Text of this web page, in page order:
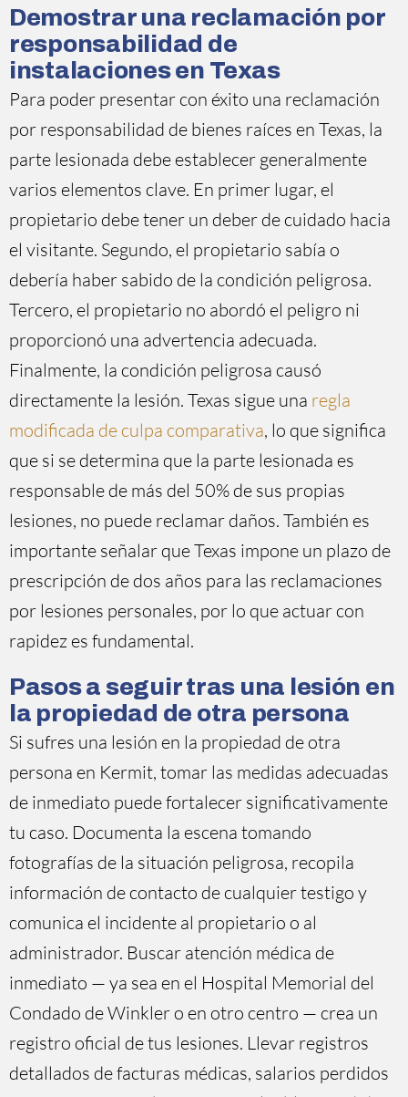
Demostrar una reclamación por
responsabilidad de
instalaciones en Texas
Para poder presentar con éxito una reclamación
por responsabilidad de bienes raíces en Texas, la
parte lesionada debe establecer generalmente
varios elementos clave. En primer lugar, el
propietario debe tener un deber de cuidado hacia
el visitante. Segundo, el propietario sabía o
debería haber sabido de la condición peligrosa.
Tercero, el propietario no abordó el peligro ni
proporcionó una advertencia adecuada.
Finalmente, la condición peligrosa causó
directamente la lesión. Texas sigue una regla
modificada de culpa comparativa, lo que significa
que si se determina que la parte lesionada es
responsable de más del 50% de sus propias
lesiones, no puede reclamar daños. También es
importante señalar que Texas impone un plazo de
prescripción de dos años para las reclamaciones
por lesiones personales, por lo que actuar con
rapidez es fundamental.
Pasos a seguir tras una lesión en
la propiedad de otra persona
Si sufres una lesión en la propiedad de otra
persona en Kermit, tomar las medidas adecuadas
de inmediato puede fortalecer significativamente
tu caso. Documenta la escena tomando
fotografías de la situación peligrosa, recopila
información de contacto de cualquier testigo y
comunica el incidente al propietario o al
administrador. Buscar atención médica de
inmediato — ya sea en el Hospital Memorial del
Condado de Winkler o en otro centro — crea un
registro oficial de tus lesiones. Llevar registros
detallados de facturas médicas, salarios perdidos